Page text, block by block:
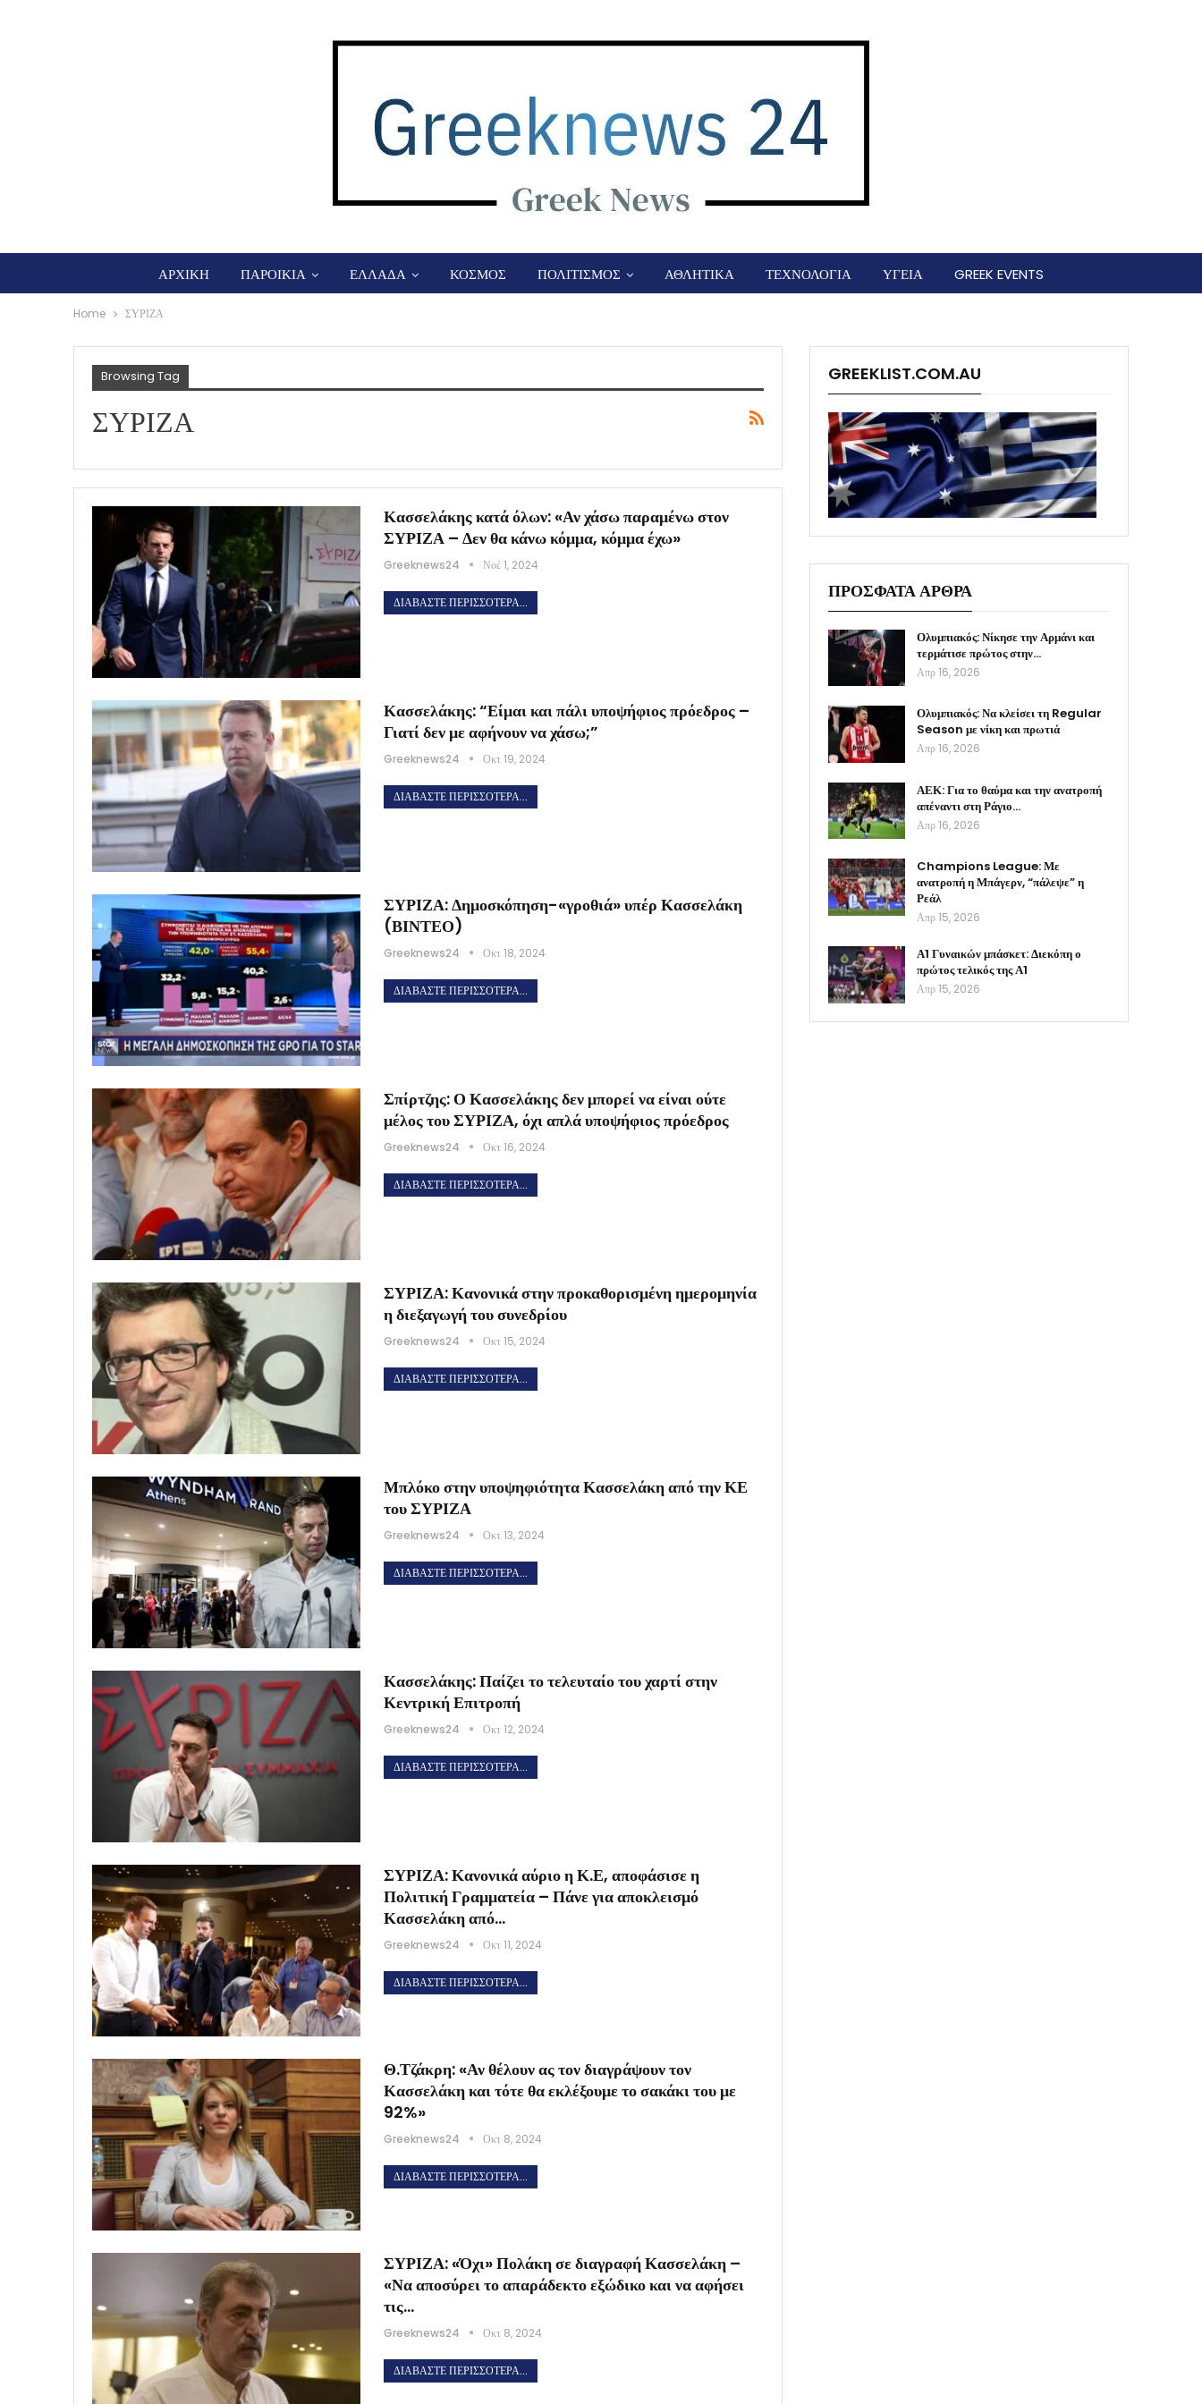
ΑΡΧΙΚΗ ΠΑΡΟΙΚΙΑ ΕΛΛΑΔΑ ΚΟΣΜΟΣ ΠΟΛΙΤΙΣΜΟΣ ΑΘΛΗΤΙΚΑ ΤΕΧΝΟΛΟΓΙΑ ΥΓΕΙΑ GREEK EVENTS
Home ΣΥΡΙΖΑ
Browsing Tag
ΣΥΡΙΖΑ
Κασσελάκης κατά όλων: «Αν χάσω παραμένω στον
ΣΥΡΙΖΑ – Δεν θα κάνω κόμμα, κόμμα έχω»
Greeknews24 Νοέ 1, 2024
ΔΙΑΒΆΣΤΕ ΠΕΡΙΣΣΌΤΕΡΑ...
Κασσελάκης: “Είμαι και πάλι υποψήφιος πρόεδρος –
Γιατί δεν με αφήνουν να χάσω;”
Greeknews24 Οκτ 19, 2024
ΔΙΑΒΆΣΤΕ ΠΕΡΙΣΣΌΤΕΡΑ...
ΣΥΡΙΖΑ: Δημοσκόπηση-«γροθιά» υπέρ Κασσελάκη
(ΒΙΝΤΕΟ)
Greeknews24 Οκτ 18, 2024
ΔΙΑΒΆΣΤΕ ΠΕΡΙΣΣΌΤΕΡΑ...
Σπίρτζης: Ο Κασσελάκης δεν μπορεί να είναι ούτε
μέλος του ΣΥΡΙΖΑ, όχι απλά υποψήφιος πρόεδρος
Greeknews24 Οκτ 16, 2024
ΔΙΑΒΆΣΤΕ ΠΕΡΙΣΣΌΤΕΡΑ...
ΣΥΡΙΖΑ: Κανονικά στην προκαθορισμένη ημερομηνία
η διεξαγωγή του συνεδρίου
Greeknews24 Οκτ 15, 2024
ΔΙΑΒΆΣΤΕ ΠΕΡΙΣΣΌΤΕΡΑ...
Μπλόκο στην υποψηφιότητα Κασσελάκη από την ΚΕ
του ΣΥΡΙΖΑ
Greeknews24 Οκτ 13, 2024
ΔΙΑΒΆΣΤΕ ΠΕΡΙΣΣΌΤΕΡΑ...
Κασσελάκης: Παίζει το τελευταίο του χαρτί στην
Κεντρική Επιτροπή
Greeknews24 Οκτ 12, 2024
ΔΙΑΒΆΣΤΕ ΠΕΡΙΣΣΌΤΕΡΑ...
ΣΥΡΙΖΑ: Κανονικά αύριο η Κ.Ε, αποφάσισε η
Πολιτική Γραμματεία – Πάνε για αποκλεισμό
Κασσελάκη από…
Greeknews24 Οκτ 11, 2024
ΔΙΑΒΆΣΤΕ ΠΕΡΙΣΣΌΤΕΡΑ...
Θ.Τζάκρη: «Αν θέλουν ας τον διαγράψουν τον
Κασσελάκη και τότε θα εκλέξουμε το σακάκι του με
92%»
Greeknews24 Οκτ 8, 2024
ΔΙΑΒΆΣΤΕ ΠΕΡΙΣΣΌΤΕΡΑ...
ΣΥΡΙΖΑ: «Όχι» Πολάκη σε διαγραφή Κασσελάκη –
«Να αποσύρει το απαράδεκτο εξώδικο και να αφήσει
τις…
Greeknews24 Οκτ 8, 2024
ΔΙΑΒΆΣΤΕ ΠΕΡΙΣΣΌΤΕΡΑ...
GREEKLIST.COM.AU
ΠΡΟΣΦΑΤΑ ΑΡΘΡΑ
Ολυμπιακός: Νίκησε την Αρμάνι και
τερμάτισε πρώτος στην…
Απρ 16, 2026
Ολυμπιακός: Να κλείσει τη Regular
Season με νίκη και πρωτιά
Απρ 16, 2026
ΑΕΚ: Για το θαύμα και την ανατροπή
απέναντι στη Ράγιο…
Απρ 16, 2026
Champions League: Με
ανατροπή η Μπάγερν, “πάλεψε” η
Ρεάλ
Απρ 15, 2026
Α1 Γυναικών μπάσκετ: Διεκόπη ο
πρώτος τελικός της Α1
Απρ 15, 2026